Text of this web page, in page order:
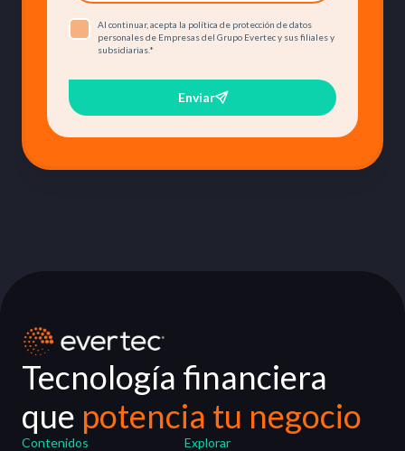
Al continuar, acepta la política de protección de datos
personales de Empresas del Grupo Evertec y sus filiales y
subsidiarias.*
Enviar
Tecnología financiera
que potencia tu negocio
Contenidos
Explorar